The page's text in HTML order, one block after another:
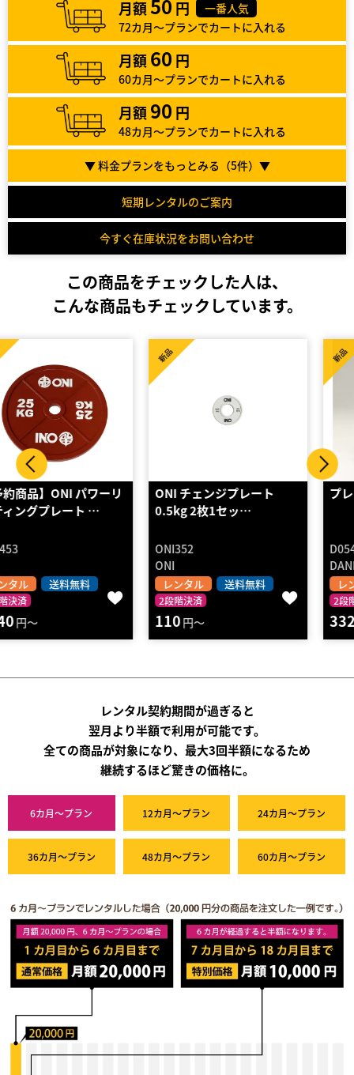
月額50 円
一番人気
72カ月～プランでカートに入れる
月額 60 円
60カ月～プランでカートに入れる
月額 90 円
48カ月～プランでカートに入れる
▼ 料金プランをもっとみる（5件）▼
短期レンタルのご案内
今すぐ在庫状況をお問い合わせ
この商品をチェックした人は、
こんな商品もチェックしています。
ONI チェンジプレート
0.5kg 2枚1セッ…
レンタル 送料無料
2段階決済
110
プレートホルダーSTΦ28
D0543
レンタル 送料無料
2段階決済
3320
レンタル契約期間が過ぎると
翌月より半額で利用が可能です。
全ての商品が対象になり、最大3回半額になるため
継続するほど驚きの価格に。
6カ月～プラン 12カ月～プラン 24カ月～プラン
36カ月～プラン 48カ月～プラン 60カ月～プラン